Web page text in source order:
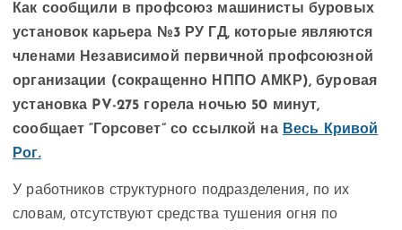
Как сообщили в профсоюз машинисты буровых
установок карьера №3 РУ ГД, которые являются
членами Независимой первичной профсоюзной
организации (сокращенно НППО АМКР), буровая
установка PV-275 горела ночью 50 минут,
сообщает “Горсовет” со ссылкой на Весь Кривой
Рог.
У работников структурного подразделения, по их
словам, отсутствуют средства тушения огня по